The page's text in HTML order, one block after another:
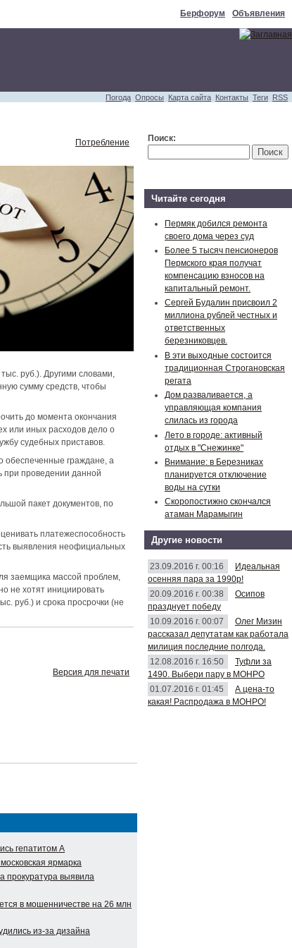
Берфорум Объявления
Погода Опросы Карта сайта Контакты Теги RSS
Потребление
руб.). Другими словами,
сумму средств, чтобы
до момента окончания
или иных расходов дело о
судебных приставов.
обеспеченные граждане, а
при проведении данной
пакет документов, по
платежеспособность
выявления неофициальных
заемщика массой проблем,
не хотят инициировать
руб.) и срока просрочки (не
Версия для печати
гепатитом А
ярмарка
прокуратура выявила
в мошенничестве на 26 млн
из-за дизайна
Поиск:
Читайте сегодня
Пермяк добился ремонта
своего дома через суд
Более 5 тысяч пенсионеров
Пермского края получат
компенсацию взносов на
капитальный ремонт.
Сергей Будалин присвоил 2
миллиона рублей честных и
ответственных
березниковцев.
В эти выходные состоится
традиционная Строгановская
регата
Дом разваливается, а
управляющая компания
слилась из города
Лето в городе: активный
отдых в "Снежинке"
Внимание: в Березниках
планируется отключение
воды на сутки
Скоропостижно скончался
атаман Марамыгин
Другие новости
23.09.2016 г. 00:16
Идеальная
осенняя пара за 1990р!
20.09.2016 г. 00:38
Осипов
празднует победу
10.09.2016 г. 00:07
Олег Мизин
рассказал депутатам как работала
милиция последние полгода.
12.08.2016 г. 16:50
Туфли за
1490. Выбери пару в МОНРО
01.07.2016 г. 01:45
А цена-то
какая! Распродажа в МОНРО!